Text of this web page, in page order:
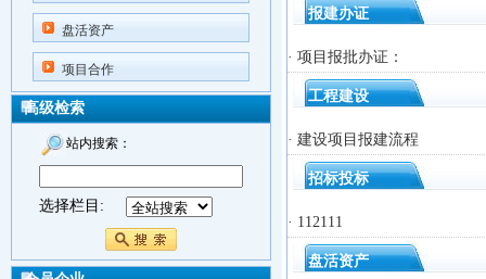
盘活资产
项目合作
高级检索
站内搜索：
选择栏目:
报建办证
· 项目报批办证：
工程建设
· 建设项目报建流程
招标投标
· 112111
盘活资产